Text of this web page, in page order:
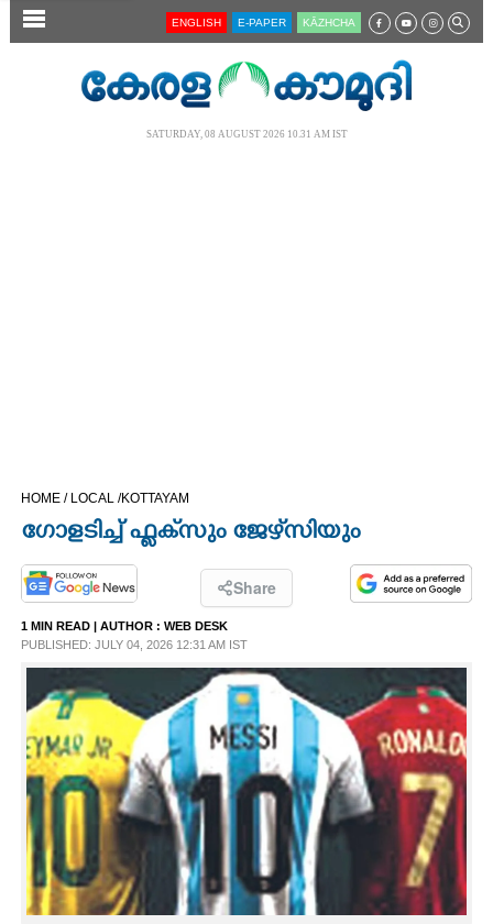
SECTIONS
OPINION
PHOTOS
LIFESTYLE
SPIRITUAL
INFO+
ART
ENGLISH E-PAPER KĀZHCHA
SATURDAY, 08 AUGUST 2026 10.31 AM IST
HOME / LOCAL /KOTTAYAM
ഗോളടിച്ച് ഫ്ലക്‌സും ജേഴ്‌സിയും
Share
1 MIN READ | AUTHOR : WEB DESK
PUBLISHED: JULY 04, 2026 12:31 AM IST